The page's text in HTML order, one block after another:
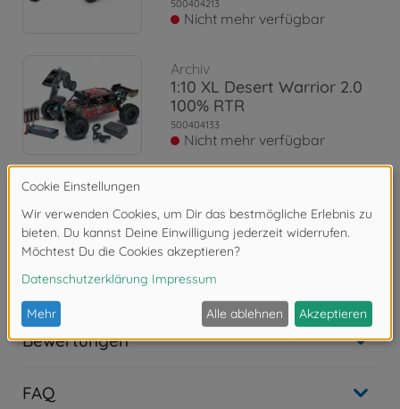
500404213
Nicht mehr verfügbar
Archiv
1:10 XL Desert Warrior 2.0
100% RTR
500404133
Nicht mehr verfügbar
1:10 X10 XL Desert Warrior
BL 100% RTR
500404048
Nicht mehr verfügbar
Bewertungen
FAQ